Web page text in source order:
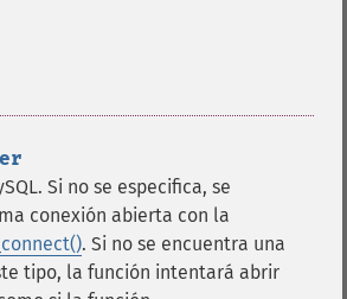
Si no se especifica, se
conexión abierta con la
. Si no se encuentra una
tipo, la función intentará abrir